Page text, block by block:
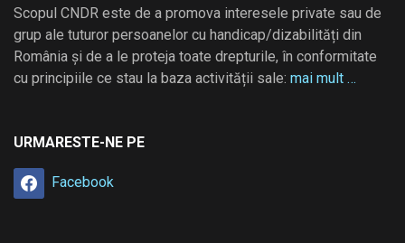
Scopul CNDR este de a promova interesele private sau de
grup ale tuturor persoanelor cu handicap/dizabilități din
România și de a le proteja toate drepturile, în conformitate
cu principiile ce stau la baza activității sale: mai mult …
URMARESTE-NE PE
Facebook